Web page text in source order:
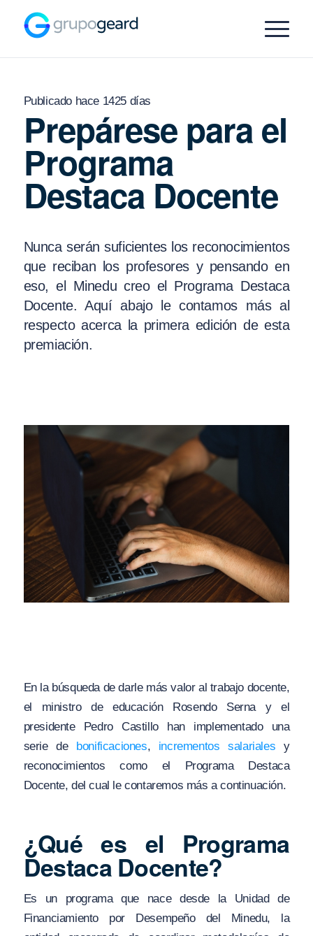
Publicado hace 1425 días
Prepárese para el
Programa
Destaca Docente
Nunca serán suficientes los reconocimientos
que reciban los profesores y pensando en
eso, el Minedu creo el Programa Destaca
Docente. Aquí abajo le contamos más al
respecto acerca la primera edición de esta
premiación.
En la búsqueda de darle más valor al trabajo docente,
el ministro de educación Rosendo Serna y el
presidente Pedro Castillo han implementado una
serie de bonificaciones, incrementos salariales y
reconocimientos como el Programa Destaca
Docente, del cual le contaremos más a continuación.
¿Qué es el Programa
Destaca Docente?
Es un programa que nace desde la Unidad de
Financiamiento por Desempeño del Minedu, la